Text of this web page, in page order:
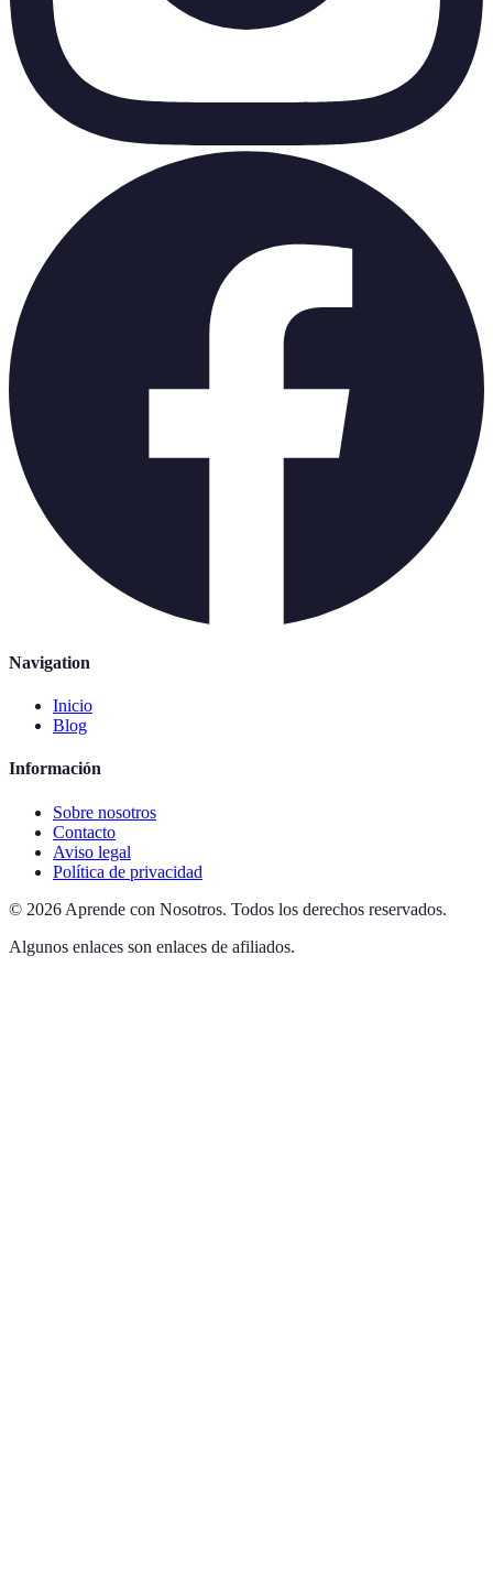
Navigation
Inicio
Blog
Información
Sobre nosotros
Contacto
Aviso legal
Política de privacidad
© 2026 Aprende con Nosotros. Todos los derechos reservados.
Algunos enlaces son enlaces de afiliados.